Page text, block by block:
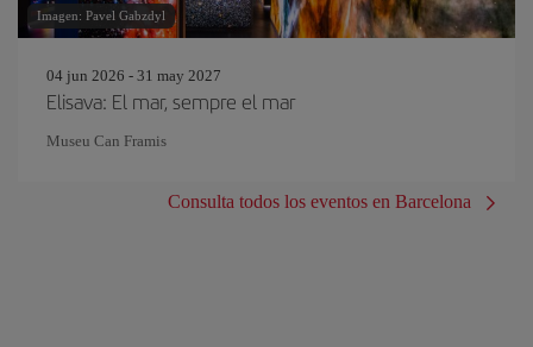
Imagen: Pavel Gabzdyl
04 jun 2026 - 31 may 2027
Elisava: El mar, sempre el mar
Museu Can Framis
Consulta todos los eventos en Barcelona